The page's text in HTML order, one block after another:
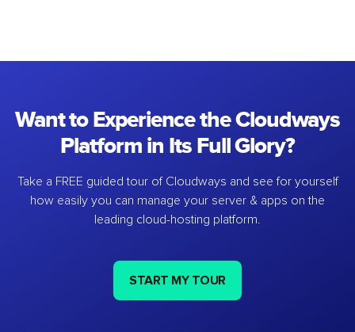
Want to Experience the Cloudways
Platform in Its Full Glory?
Take a FREE guided tour of Cloudways and see for yourself
how easily you can manage your server & apps on the
leading cloud-hosting platform.
START MY TOUR